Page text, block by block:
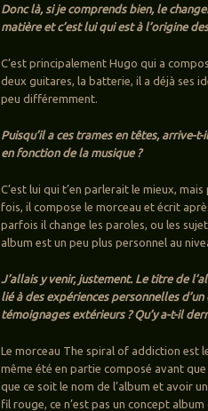
Donc là, si je comprends bien, le
matière et c’est lui qui est à l’origine
C’est principalement Hugo qui a
deux guitares, la batterie, il a déjà ses
peu différemment.
Puisqu’il a ces trames en têtes, arrive-
en fonction de la musique ?
C’est lui qui t’en parlerait le mieux,
fois, il compose le morceau et écrit
parfois il change les paroles, ou les
album est un peu plus personnel au
J’allais y venir, justement. Le titre de
lié à des expériences personnelles
témoignages extérieurs ? Qu’y a-t-il
Le morceau The spiral of addiction est
même été en partie composé avant
que ce soit le nom de l’album et avoir
fil rouge, ce n’est pas un concept